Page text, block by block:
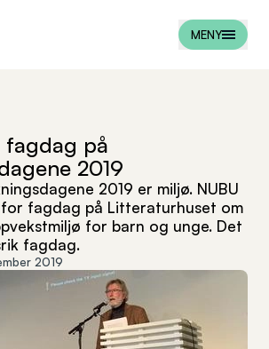
MENY
fagdag på
2019
2019 er miljø. NUBU
fagdag på Litteraturhuset om
for barn og unge. Det
fagdag.
2019